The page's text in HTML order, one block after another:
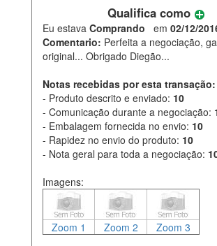
Qualifica como
Eu estava Comprando em 02/12/
Comentario: Perfeita a negociação,
original... Obrigado Diegão...
Notas recebidas por esta transação:
- Produto descrito e enviado: 10
- Comunicação durante a negociação:
- Embalagem fornecida no envio: 10
- Rapidez no envio do produto: 10
- Nota geral para toda a negociação:
Imagens:
Zoom 1 Zoom 2 Zoom 3